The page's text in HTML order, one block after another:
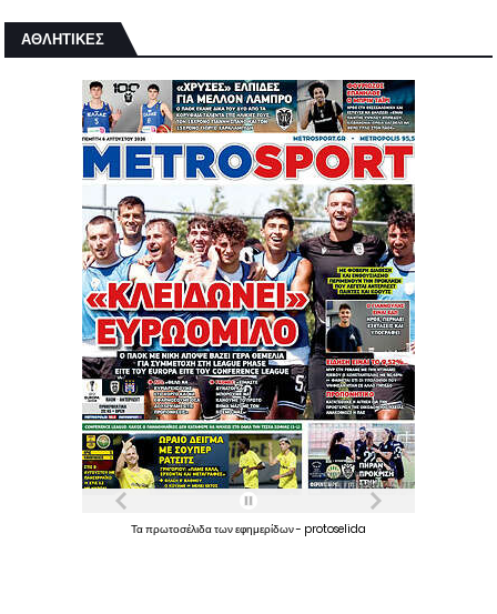
ΑΘΛΗΤΙΚΕΣ
Ταπρωτοσέλιδατωνεφημερίδων- protoselida